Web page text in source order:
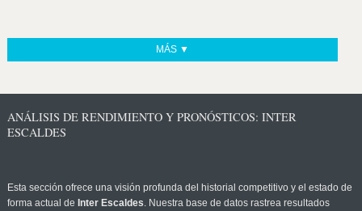
MÁS ▼
ANÁLISIS DE RENDIMIENTO Y PRONÓSTICOS: INTER
ESCALDES
Esta sección ofrece una visión profunda del historial competitivo y el estado de
forma actual de Inter Escaldes. Nuestra base de datos rastrea resultados